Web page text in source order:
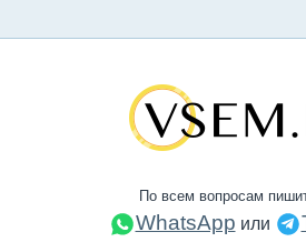
По всем вопросам
WhatsApp или